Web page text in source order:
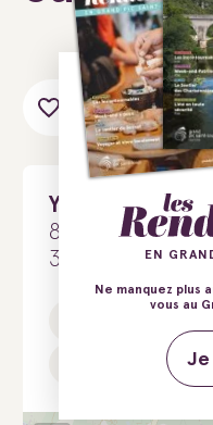
Ajouter au
Yoga avec Sarah
8 Avenue des
34730 Prades-
EN
Ne manquez plus
vous au
Je